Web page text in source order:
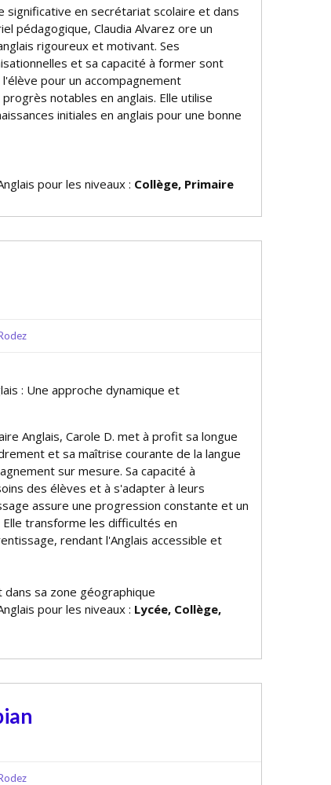
significative en secrétariat scolaire et dans
pédagogique, Claudia Alvarez offre un
rigoureux et motivant. Ses
et sa capacité à former sont
pour un accompagnement
notables en anglais. Elle utilise
initiales en anglais pour une bonne
pour les niveaux : Collège, Primaire
: Une approche dynamique et
Anglais, Carole D. met à profit sa longue
et sa maîtrise courante de la langue
sur mesure. Sa capacité à
des élèves et à s'adapter à leurs
assure une progression constante et un
Elle transforme les difficultés en
rendant l'Anglais accessible et
dans sa zone géographique
pour les niveaux : Lycée, Collège,